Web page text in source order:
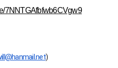
7NNTGAfbfwb6CVgw9
)